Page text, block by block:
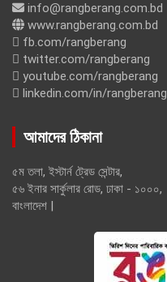
info@rangberang.com.bd
www.rangberang.com.bd
fb.com/rangberang
twitter.com/rangberang
youtube.com/rangberang
linkedin.com/in/rangberang
আমাদের ঠিকানা
৫ম তলা, ইস্টার্ন ট্রেড সেন্টার,
৫৬ ইনার সার্কুলার রোড, ঢাকা - ১০০০,
বাংলাদেশ |